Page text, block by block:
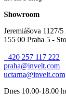
Showroom
Jeremiášova 1127/5
155 00 Praha 5 -
+420 257 117 222
praha@invelt.com
uctarna@invelt.com
Dnes 10.00-18.00